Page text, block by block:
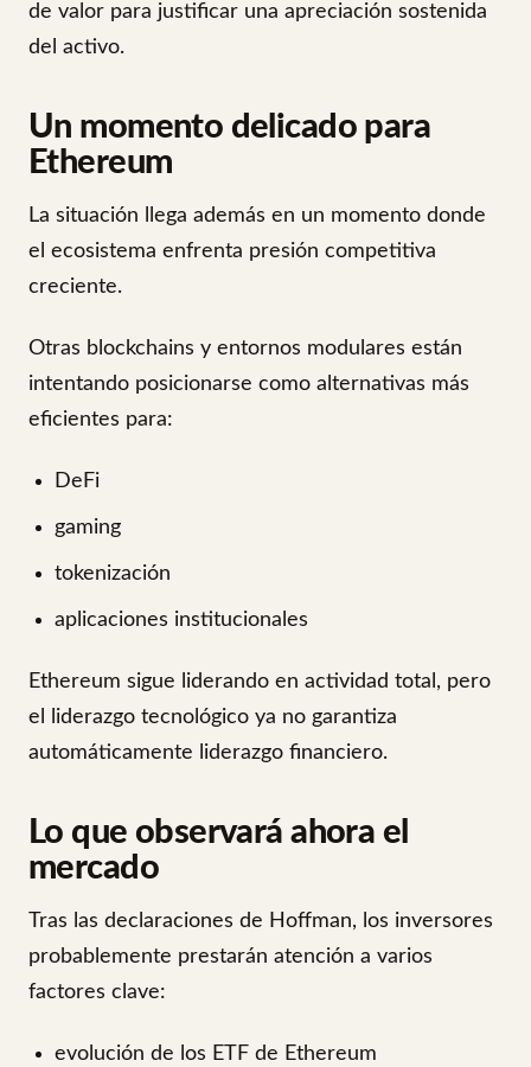
de valor para justificar una apreciación sostenida
del activo.
Un momento delicado para
Ethereum
La situación llega además en un momento donde
el ecosistema enfrenta presión competitiva
creciente.
Otras blockchains y entornos modulares están
intentando posicionarse como alternativas más
eficientes para:
DeFi
gaming
tokenización
aplicaciones institucionales
Ethereum sigue liderando en actividad total, pero
el liderazgo tecnológico ya no garantiza
automáticamente liderazgo financiero.
Lo que observará ahora el
mercado
Tras las declaraciones de Hoffman, los inversores
probablemente prestarán atención a varios
factores clave:
evolución de los ETF de Ethereum